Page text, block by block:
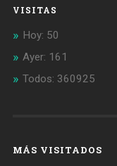
VISITAS
Hoy: 50
Ayer: 161
Todos: 360925
MÁS VISITADOS